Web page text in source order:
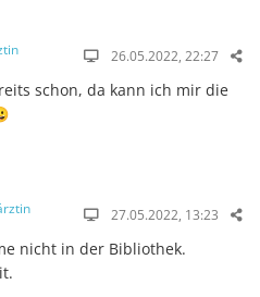
26.05.2022, 22:27
schon, da kann ich mir die
27.05.2022, 13:23
nicht in der Bibliothek.